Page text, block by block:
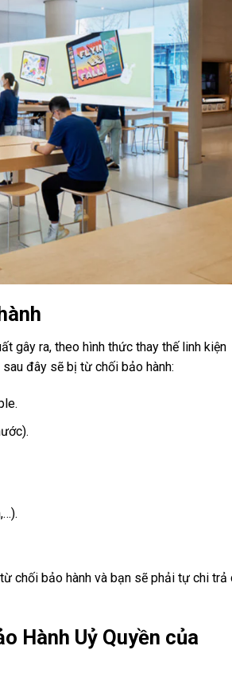
gây ra, theo hình thức thay thế linh kiện
đây sẽ bị từ chối bảo hành:
chối bảo hành và bạn sẽ phải tự chi trả
Hành Uỷ Quyền của